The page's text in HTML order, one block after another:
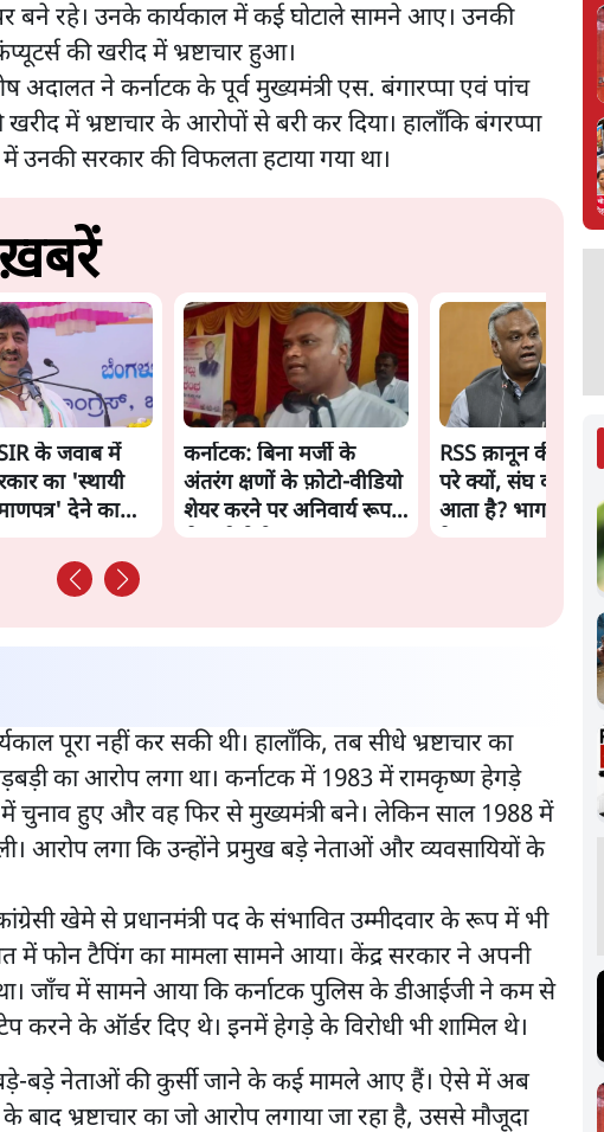
बने रहे। उनके कार्यकाल में कई घोटाले सामने आए। उनकी
की खरीद में भ्रष्टाचार हुआ।
अदालत ने कर्नाटक के पूर्व मुख्यमंत्री एस. बंगारप्पा एवं पांच
में भ्रष्टाचार के आरोपों से बरी कर दिया। हालाँकि बंगरप्पा
उनकी सरकार की विफलता हटाया गया था।
के जवाब में
का 'स्थायी
देने का
कर्नाटक: बिना मर्जी के
अंतरंग क्षणों के फ़ोटो-वीडियो
शेयर करने पर अनिवार्य रूप
RSS क़ानून की
परे क्यों, संघ का पैसा
आता है? भागवत से
पूरा नहीं कर सकी थी। हालाँकि, तब सीधे भ्रष्टाचार का
का आरोप लगा था। कर्नाटक में 1983 में रामकृष्ण हेगड़े
में चुनाव हुए और वह फिर से मुख्यमंत्री बने। लेकिन साल 1988 में
आरोप लगा कि उन्होंने प्रमुख बड़े नेताओं और व्यवसायियों के
खेमे से प्रधानमंत्री पद के संभावित उम्मीदवार के रूप में भी
में फोन टैपिंग का मामला सामने आया। केंद्र सरकार ने अपनी
जाँच में सामने आया कि कर्नाटक पुलिस के डीआईजी ने कम से
के ऑर्डर दिए थे। इनमें हेगड़े के विरोधी भी शामिल थे।
बड़े-बड़े नेताओं की कुर्सी जाने के कई मामले आए हैं। ऐसे में अब
बाद भ्रष्टाचार का जो आरोप लगाया जा रहा है, उससे मौजूदा